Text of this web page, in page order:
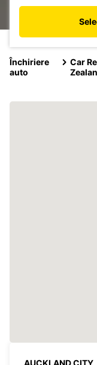
Închiriere
auto
Car
AUCKLAND CITY